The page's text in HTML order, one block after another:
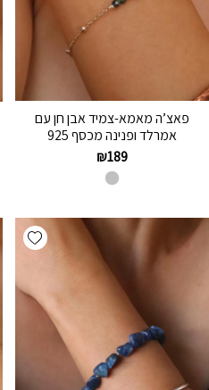
פאצ’ה מאמא-צמיד אבן חן עם
אמרלד ופנינה מכסף 925
₪189